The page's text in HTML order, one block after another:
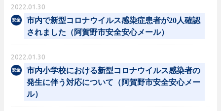
2022.01.30
市内で新型コロナウイルス感染症患者が20人確認
されました（阿賀野市安全安心メール）
2022.01.30
市内小学校における新型コロナウイルス感染者の
発生に伴う対応について（阿賀野市安全安心メー
ル）